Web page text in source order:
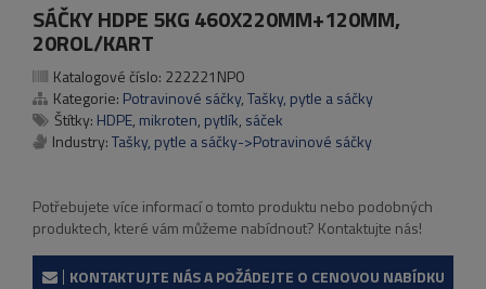
SÁČKY HDPE 5KG 460X220MM+120MM,
20ROL/KART
Katalogové číslo: 222221NP0
Kategorie: Potravinové sáčky,Tašky, pytle a sáčky
Štítky: HDPE, mikroten, pytlík, sáček
Industry:Tašky, pytle a sáčky->Potravinové sáčky
Potřebujete více informací o tomto produktu nebo podobných
produktech, které vám můžeme nabídnout? Kontaktujte nás!
KONTAKTUJTE NÁS A POŽÁDEJTE O CENOVOU NABÍDKU